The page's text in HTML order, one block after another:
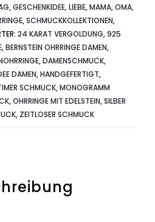
,GESCHENKIDEE,LIEBE,MAMA, OMA,
,SCHMUCKKOLLEKTIONEN,
24 KARAT VERGOLDUNG,925
,BERNSTEIN OHRRINGE DAMEN,
,DAMENSCHMUCK,
DAMEN,HANDGEFERTIGT,
SCHMUCK,MONOGRAMM
,OHRRINGE MIT EDELSTEIN,SILBER
, ZEITLOSER SCHMUCK